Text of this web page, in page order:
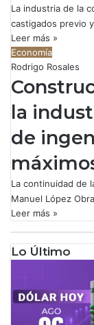
La industria de la
castigados previo
Leer más »
Economía
Rodrigo Rosales
la
de
La continuidad de
Manuel López
Leer más »
Lo Último